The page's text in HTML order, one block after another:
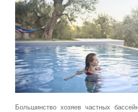
Большинство хозяев частных